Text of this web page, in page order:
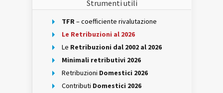
Strumenti utili
TFR– coefficiente rivalutazione
Le Retribuzioni al 2026
Le Retribuzioni dal 2002 al 2026
Minimali retributivi 2026
Retribuzioni Domestici 2026
Contributi Domestici 2026